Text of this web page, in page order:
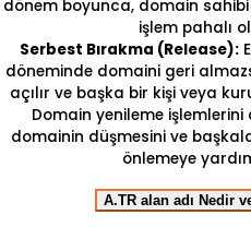
dönem boyunca, domain
işlem pahalı
Serbest Bırakma (Release):
döneminde domaini geri
açılır ve başka bir kişi veya
Domain yenileme
domainin düşmesini ve
önlemeye
A.TR alan adı Nedir